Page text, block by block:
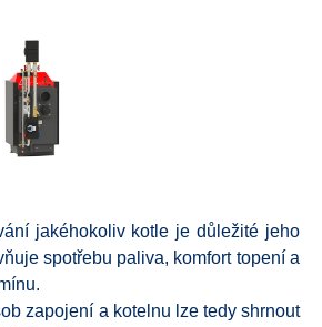
jakéhokoliv kotle je důležité jeho
spotřebu paliva, komfort topení a
zapojení a kotelnu lze tedy shrnout